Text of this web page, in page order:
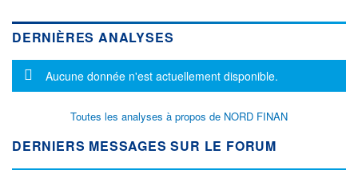
DERNIÈRES ANALYSES
Message d'information
Aucune donnée n'est actuellement disponible.
Toutes les analyses à propos de NORD FINAN
DERNIERS MESSAGES SUR LE FORUM